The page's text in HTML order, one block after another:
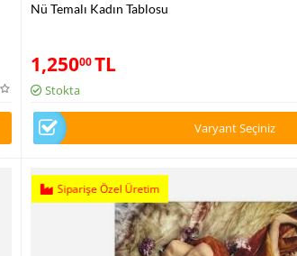
Nü Temalı Kadın Tablosu
1,25000TL
Stokta
Varyant Seçiniz
Siparişe Özel Üretim